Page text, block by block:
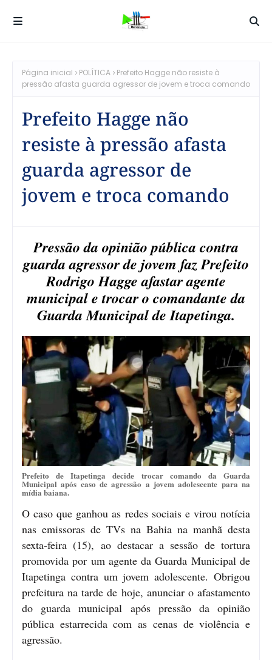
Página inicial POLÍTICA
Prefeito Hagge não resiste à
pressão afasta guarda agressor de jovem e troca comando
Prefeito Hagge não
resiste à pressão afasta
guarda agressor de
jovem e troca comando
Pressão da opinião pública contra
guarda agressor de jovem faz Prefeito
Rodrigo Hagge afastar agente
municipal e trocar o comandante da
Guarda Municipal de Itapetinga.
Prefeito de Itapetinga decide trocar comando da Guarda
Municipal após caso de agressão a jovem adolescente para na
mídia baiana.
O caso que ganhou as redes sociais e virou notícia
nas emissoras de TVs na Bahia na manhã desta
sexta-feira (15), ao destacar a sessão de tortura
promovida por um agente da Guarda Municipal de
Itapetinga contra um jovem adolescente. Obrigou
prefeitura na tarde de hoje, anunciar o afastamento
do guarda municipal após pressão da opinião
pública estarrecida com as cenas de violência e
agressão.